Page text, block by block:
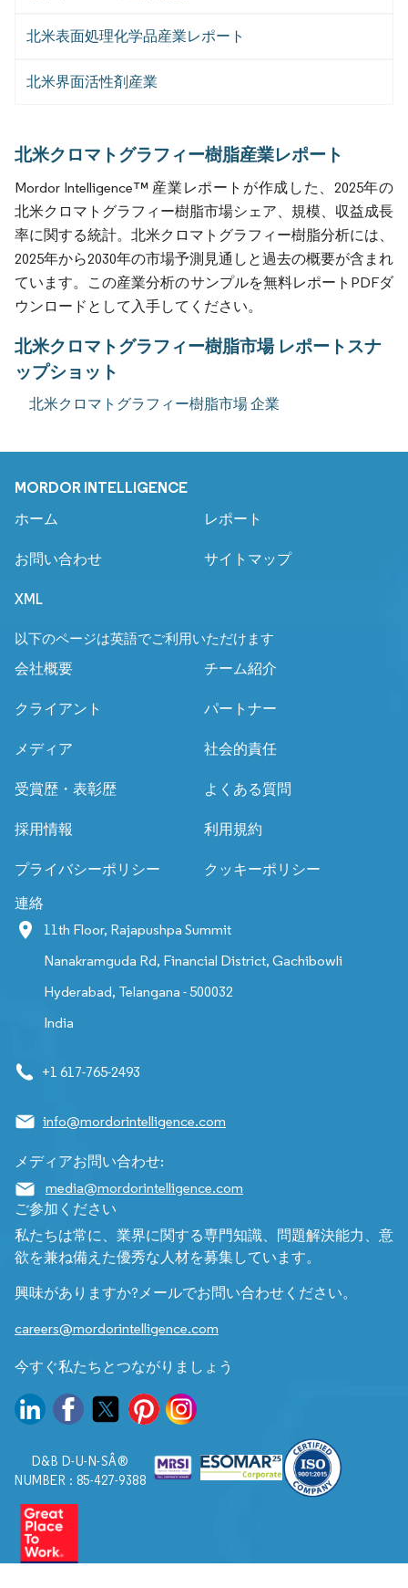
北米表面処理化学品産業レポート
北米界面活性剤産業
北米クロマトグラフィー樹脂産業レポート
Mordor Intelligence™ 産業レポートが作成した、2025年の
北米クロマトグラフィー樹脂市場シェア、規模、収益成長
率に関する統計。北米クロマトグラフィー樹脂分析には、
2025年から2030年の市場予測見通しと過去の概要が含まれ
ています。この産業分析のサンプルを無料レポートPDFダ
ウンロードとして入手してください。
北米クロマトグラフィー樹脂市場 レポートスナ
ップショット
北米クロマトグラフィー樹脂市場 企業
MORDOR INTELLIGENCE
ホーム レポート
お問い合わせ サイトマップ
XML
以下のページは英語でご利用いただけます
会社概要
チーム紹介
クライアント パートナー
メディア 社会的責任
受賞歴・表彰歴 よくある質問
採用情報 利用規約
プライバシーポリシー クッキーポリシー
連絡
11th Floor, Rajapushpa Summit
Nanakramguda Rd, Financial District, Gachibowli
Hyderabad, Telangana - 500032
India
+1 617-765-2493
info@mordorintelligence.com
メディアお問い合わせ:
media@mordorintelligence.com
ご参加ください
私たちは常に、業界に関する専門知識、問題解決能力、意
欲を兼ね備えた優秀な人材を募集しています。
興味がありますか?メールでお問い合わせください。
careers@mordorintelligence.com
今すぐ私たちとつながりましょう
D&B D-U-N-SÂ®
NUMBER : 85-427-9388